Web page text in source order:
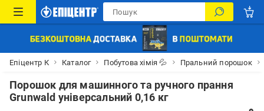
Епіцентр К Каталог Побутова хімія 💦 Пральний порошок
Порошок для машинного та ручного прання
Grunwald універсальний 0,16 кг